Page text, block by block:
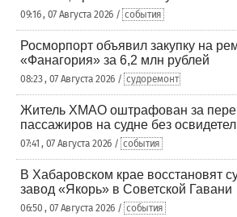
09:16 , 07 Августа 2026 / события
Росморпорт объявил закупку на
«Фанагория» за 6,2 млн рублей
08:23 , 07 Августа 2026 / судоремонт
Житель ХМАО оштрафован за
пассажиров на судне без
07:41 , 07 Августа 2026 / события
В Хабаровском крае восстановят
завод «Якорь» в Советской Гавани
06:50 , 07 Августа 2026 / события